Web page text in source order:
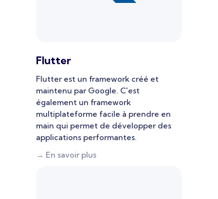
Flutter
Flutter est un framework créé et
maintenu par Google. C'est
également un framework
multiplateforme facile à prendre en
main qui permet de développer des
applications performantes.
→ En savoir plus